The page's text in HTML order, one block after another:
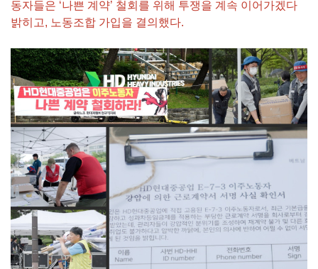
동자들은 ‘나쁜 계약’ 철회를 위해 투쟁을 계속 이어가겠다
밝히고, 노동조합 가입을 결의했다.